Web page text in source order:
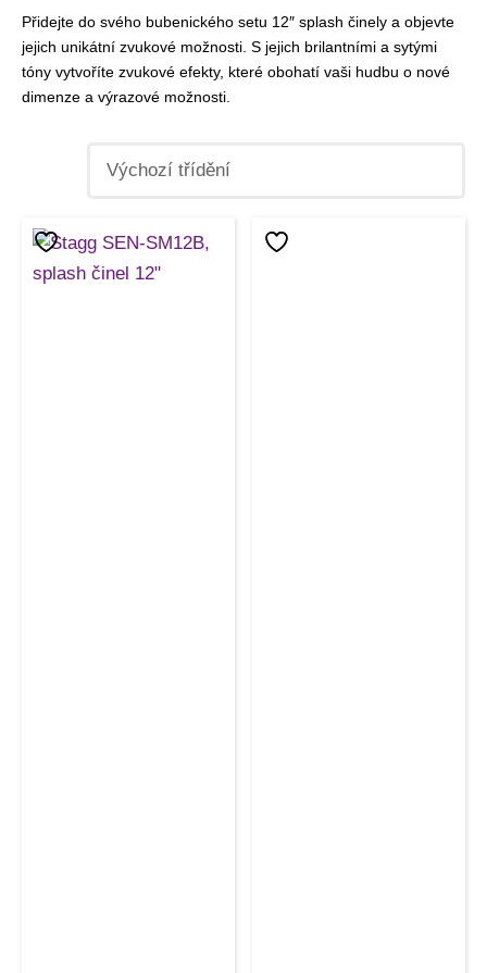
Přidejte do svého bubenického setu 12″ splash činely a objevte
jejich unikátní zvukové možnosti. S jejich brilantními a sytými
tóny vytvoříte zvukové efekty, které obohatí vaši hudbu o nové
dimenze a výrazové možnosti.